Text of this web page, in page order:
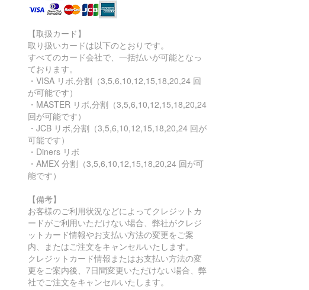
【取扱カード】
取り扱いカードは以下のとおりです。
すべてのカード会社で、一括払いが可能となっ
ております。
・VISA リボ,分割（3,5,6,10,12,15,18,20,24 回
が可能です）
・MASTER リボ,分割（3,5,6,10,12,15,18,20,24
回が可能です）
・JCB リボ,分割（3,5,6,10,12,15,18,20,24 回が
可能です）
・Diners リボ
・AMEX 分割（3,5,6,10,12,15,18,20,24 回が可
能です）
【備考】
お客様のご利用状況などによってクレジットカ
ードがご利用いただけない場合、弊社がクレジ
ットカード情報やお支払い方法の変更をご案
内、またはご注文をキャンセルいたします。
クレジットカード情報またはお支払い方法の変
更をご案内後、7日間変更いただけない場合、弊
社でご注文をキャンセルいたします。